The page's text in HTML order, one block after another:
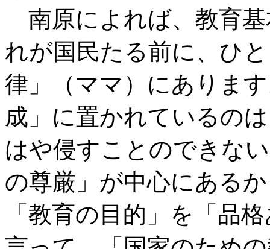
南原によれば、教育
れが国民たる前に、ひ
律」（ママ）にありま
成」に置かれているの
はや侵すことのできな
の尊厳」が中心にある
「教育の目的」を「品